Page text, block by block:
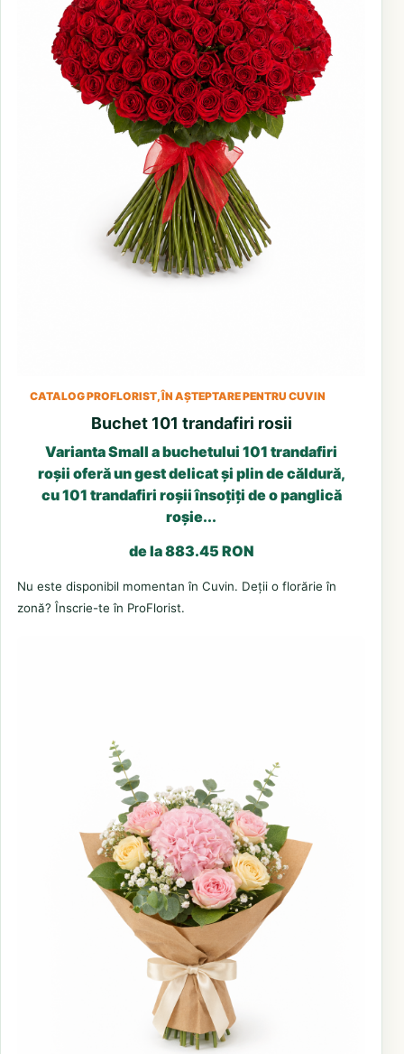
CATALOG PROFLORIST, ÎN AȘTEPTARE PENTRU CUVIN
Buchet 101 trandafiri rosii
Varianta Small a buchetului 101 trandafiri
roșii oferă un gest delicat și plin de căldură,
cu 101 trandafiri roșii însoțiți de o panglică
roșie...
de la 883.45 RON
Nu este disponibil momentan în Cuvin. Deții o florărie în
zonă? Înscrie-te în ProFlorist.